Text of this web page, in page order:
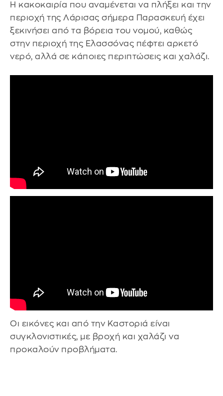
Η κακοκαιρία που αναμένεται να πλήξει και την
περιοχή της Λάρισας σήμερα Παρασκευή έχει
ξεκινήσει από τα βόρεια του νομού, καθώς
στην περιοχή της Ελασσόνας πέφτει αρκετό
νερό, αλλά σε κάποιες περιπτώσεις και χαλάζι.
Οι εικόνες και από την Καστοριά είναι
συγκλονιστικές, με βροχή και χαλάζι να
προκαλούν προβλήματα.